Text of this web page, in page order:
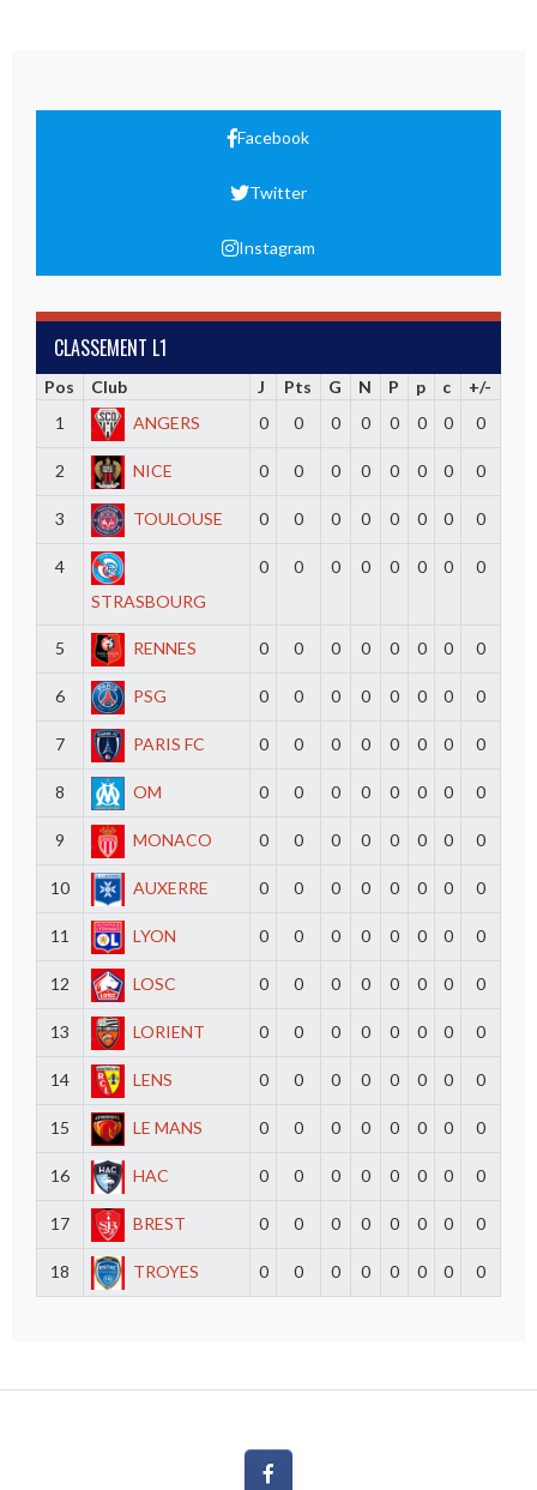
Facebook
Twitter
Instagram
CLASSEMENT L1
Pos Club J Pts G N P p c
+/-
1
ANGERS 0 0 0 0 0 0 0 0
2 NICE 0 0 0 0 0 0 0 0
3 TOULOUSE 0 0 0 0 0 0 0 0
4
STRASBOURG
0 0 0 0 0 0 0 0
5 RENNES 0 0 0 0 0 0 0 0
6 PSG 0 0 0 0 0 0 0 0
7 PARIS FC 0 0 0 0 0 0 0 0
8 OM 0 0 0 0 0 0 0 0
9 MONACO 0 0 0 0 0 0 0 0
10 AUXERRE 0 0 0 0 0 0 0 0
11 LYON 0 0 0 0 0 0 0 0
12 LOSC 0 0 0 0 0 0 0 0
13 LORIENT 0 0 0 0 0 0 0 0
14 LENS 0 0 0 0 0 0 0 0
15 LE MANS 0 0 0 0 0 0 0 0
16 HAC 0 0 0 0 0 0 0 0
17 BREST 0 0 0 0 0 0 0 0
18 TROYES 0 0 0 0 0 0 0 0